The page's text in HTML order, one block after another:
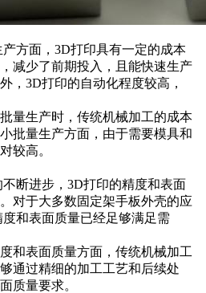
方面，3D打印具有一定的成本
减少了前期投入，且能快速生产
，3D打印的自动化程度较高，
生产时，传统机械加工的成本
批量生产方面，由于需要模具和
较高。
断进步，3D打印的精度和表面
对于大多数固定架手板外壳的应
和表面质量已经足够满足需
表面质量方面，传统机械加工
通过精细的加工工艺和后续处
质量要求。